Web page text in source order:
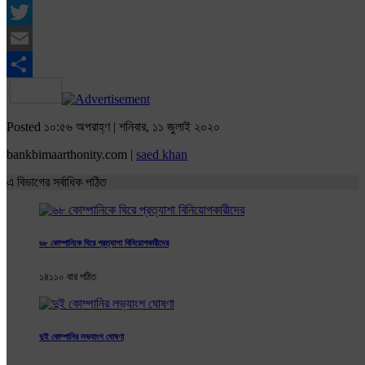
Facebook
Twitter
Email
Share
Posted ১০:৫৬ অপরাহ্ণ | শনিবার, ১১ জুলাই ২০২০
bankbimaarthonity.com | saed khan
এ বিভাগের সর্বাধিক পঠিত
৬৮ কোম্পানিকে ঘিরে প্রত্যাশা বিনিয়োগকারীদের
১৪১১০ বার পঠিত
দুই কোম্পানির লভ্যাংশ ঘোষণা